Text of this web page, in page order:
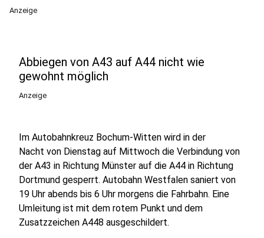
Anzeige
Abbiegen von A43 auf A44 nicht wie
gewohnt möglich
Anzeige
Im Autobahnkreuz Bochum-Witten wird in der
Nacht von Dienstag auf Mittwoch die Verbindung von
der A43 in Richtung Münster auf die A44 in Richtung
Dortmund gesperrt. Autobahn Westfalen saniert von
19 Uhr abends bis 6 Uhr morgens die Fahrbahn. Eine
Umleitung ist mit dem rotem Punkt und dem
Zusatzzeichen A448 ausgeschildert.